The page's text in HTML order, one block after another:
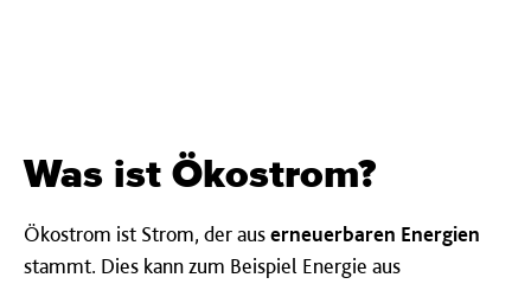
Was ist Ökostrom?
Ökostrom ist Strom, der auserneuerbaren Energien
stammt. Dies kann zum Beispiel Energie aus